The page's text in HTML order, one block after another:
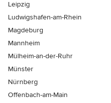
Leipzig
Ludwigshafen-am-Rhein
Magdeburg
Mannheim
Mülheim-an-der-Ruhr
Münster
Nürnberg
Offenbach-am-Main